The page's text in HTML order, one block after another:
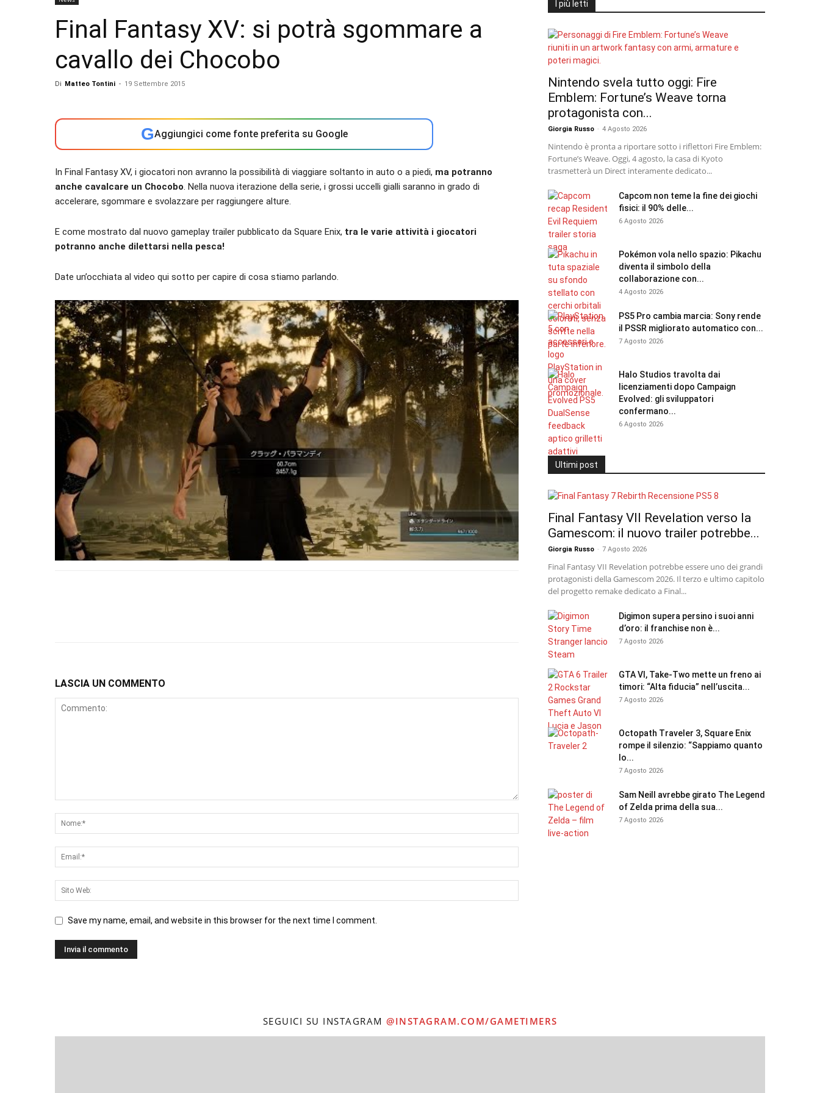
Final Fantasy XV: si potrà sgommare a
cavallo dei Chocobo
Di Matteo Tontini - 19 Settembre 2015
GAggiungici come fonte preferita su Google
In Final Fantasy XV, i giocatori non avranno la possibilità di viaggiare soltanto in auto o a piedi, ma potranno
anche cavalcare un Chocobo. Nella nuova iterazione della serie, i grossi uccelli gialli saranno in grado di
accelerare, sgommare e svolazzare per raggiungere alture.
E come mostrato dal nuovo gameplay trailer pubblicato da Square Enix, tra le varie attività i giocatori
potranno anche dilettarsi nella pesca!
Date un’occhiata al video qui sotto per capire di cosa stiamo parlando.
LASCIA UN COMMENTO
Save my name, email, and website in this browser for the next time I comment.
I più letti
Nintendo svela tutto oggi: Fire
Emblem: Fortune’s Weave torna
protagonista con...
Giorgia Russo - 4 Agosto 2026
Nintendo è pronta a riportare sotto i riflettori Fire Emblem:
Fortune’s Weave. Oggi, 4 agosto, la casa di Kyoto
trasmetterà un Direct interamente dedicato...
Capcom non teme la fine dei giochi
fisici: il 90% delle...
6 Agosto 2026
Pokémon vola nello spazio: Pikachu
diventa il simbolo della
collaborazione con...
4 Agosto 2026
PS5 Pro cambia marcia: Sony rende
il PSSR migliorato automatico con...
7 Agosto 2026
Halo Studios travolta dai
licenziamenti dopo Campaign
Evolved: gli sviluppatori
confermano...
6 Agosto 2026
Ultimi post
Final Fantasy VII Revelation verso la
Gamescom: il nuovo trailer potrebbe...
Giorgia Russo - 7 Agosto 2026
Final Fantasy VII Revelation potrebbe essere uno dei grandi
protagonisti della Gamescom 2026. Il terzo e ultimo capitolo
del progetto remake dedicato a Final...
Digimon supera persino i suoi anni
d’oro: il franchise non è...
7 Agosto 2026
GTA VI, Take-Two mette un freno ai
timori: “Alta fiducia” nell’uscita...
7 Agosto 2026
Octopath Traveler 3, Square Enix
rompe il silenzio: “Sappiamo quanto
lo...
7 Agosto 2026
Sam Neill avrebbe girato The Legend
of Zelda prima della sua...
7 Agosto 2026
SEGUICI SU INSTAGRAM @INSTAGRAM.COM/GAMETIMERS